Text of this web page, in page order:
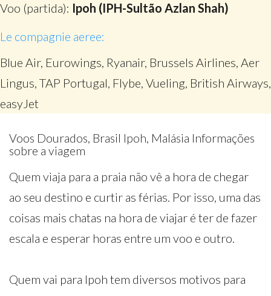
Voo (partida): Ipoh (IPH-Sultão Azlan Shah)
Le compagnie aeree:
Blue Air, Eurowings, Ryanair, Brussels Airlines, Aer
Lingus, TAP Portugal, Flybe, Vueling, British Airways,
easyJet
Voos Dourados, Brasil Ipoh, Malásia Informações
sobre a viagem
Quem viaja para a praia não vê a hora de chegar
ao seu destino e curtir as férias. Por isso, uma das
coisas mais chatas na hora de viajar é ter de fazer
escala e esperar horas entre um voo e outro.
Quem vai para Ipoh tem diversos motivos para